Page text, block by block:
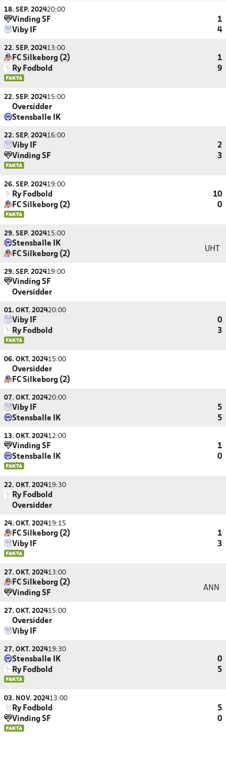
18. SEP. 202420:00
Vinding SF
1
Viby IF
4
22. SEP. 202413:00
FC Silkeborg (2)
1
Ry Fodbold
9
22. SEP. 202415:00
Oversidder
Stensballe IK
22. SEP. 202416:00
Viby IF
2
Vinding SF
3
26. SEP. 202419:00
Ry Fodbold
10
FC Silkeborg (2)
0
29. SEP. 202415:00
Stensballe IK
FC Silkeborg (2)
UHT
29. SEP. 202419:00
Vinding SF
Oversidder
01. OKT. 202420:00
Viby IF
0
Ry Fodbold
3
06. OKT. 202415:00
Oversidder
FC Silkeborg (2)
07. OKT. 202420:00
Viby IF
5
Stensballe IK
5
13. OKT. 202412:00
Vinding SF
1
Stensballe IK
0
22. OKT. 202419:30
Ry Fodbold
Oversidder
24. OKT. 202419:15
FC Silkeborg (2)
1
Viby IF
3
27. OKT. 202413:00
FC Silkeborg (2)
Vinding SF
ANN
27. OKT. 202415:00
Oversidder
Viby IF
27. OKT. 202419:30
Stensballe IK
0
Ry Fodbold
5
03. NOV. 202413:00
Ry Fodbold
5
Vinding SF
0